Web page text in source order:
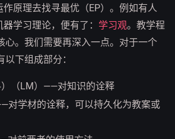
原理去找寻最优（EP）。例如有人
学习理论，便有了： 学习观。教学程
心。我们需要再深入一点。对于一个
下组成部分：
（LM）——对知识的诠释
对学材的诠释，可以持久化为教案或